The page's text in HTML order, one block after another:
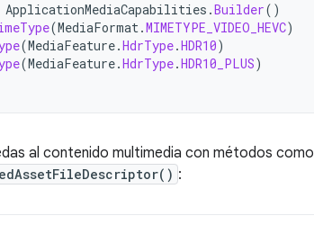
ApplicationMediaCapabilities .Builder()
(MediaFormat.MIMETYPE_VIDEO_HEVC)
(MediaFeature.HdrType.HDR10)
(MediaFeature.HdrType.HDR10_PLUS)
al contenido multimedia con métodos como
: